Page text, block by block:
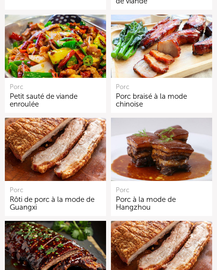
Porc
Petit sauté de viande
enroulée
Porc
Porc braisé à la mode
chinoise
Porc
Rôti de porc à la mode de
Guangxi
Porc
Porc à la mode de
Hangzhou